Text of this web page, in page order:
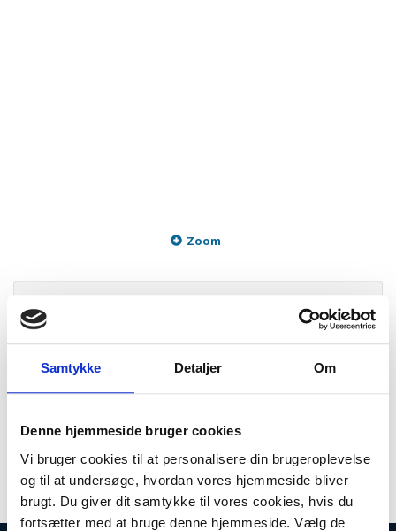
Samtykke Detaljer Om
Denne hjemmeside bruger cookies
Vi bruger cookies til at personalisere din brugeroplevelse
og til at undersøge, hvordan vores hjemmeside bliver
brugt. Du giver dit samtykke til vores cookies, hvis du
fortsætter med at bruge denne hjemmeside. Vælg de
Zoom
99,95 DKK
Plus leveringsomkostninger. 39,00 til pakkehops. Fri fragt til
Antal LÆG I KURV